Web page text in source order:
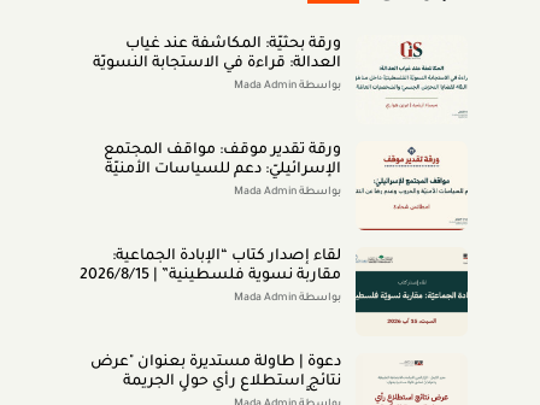
ورقة بحثيّة: المكاشفة عند غياب
العدالة: قراءة في الاستجابة النسويّة
بواسطة Mada Admin
ورقة تقدير موقف: مواقف المجتمع
الإسرائيليّ: دعم للسياسات الأمنيّة
والحروب وعدم رضا عن النتائج (تمّوز
بواسطة Mada Admin
لقاء إصدار كتاب “اﻹﺑﺎدةّ اﻟﺠﻤﺎﻋﻴﺔ:
ﻣﻘﺎرﺑﺔ ﻧﺴﻮﻳﺔ ﻓﻠﺴﻄﻴﻨﻴﺔ” | 2026/8/15
|بواسطة Mada Admin
دعوة | طاولة مستديرة بعنوان "عرض
نتائج استطلاع رأي حول الجريمة
المنظَّمة- مواقف وتصوُّرات المجتمع